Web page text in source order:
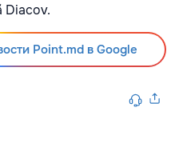
Dia­cov.
Point.md в Google